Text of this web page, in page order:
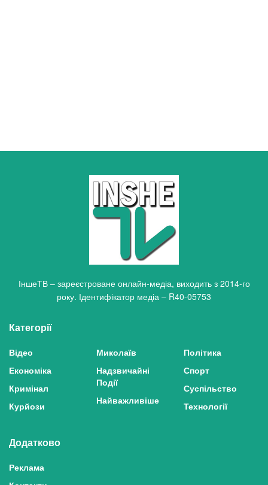
ІншеТВ – зареєстроване онлайн-медіа, виходить з 2014-го
року. Ідентифікатор медіа – R40-05753
Категорії
Відео
Економіка
Кримінал
Курйози
Миколаїв
Надзвичайні
Події
Найважливіше
Політика
Спорт
Суспільство
Технології
Додатково
Реклама